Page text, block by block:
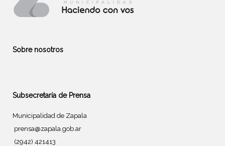
Sobre nosotros
Subsecretaría de Prensa
Municipalidad de Zapala
prensa@zapala.gob.ar
(2942) 421413